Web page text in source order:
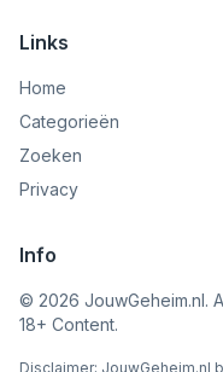
Links
Home
Categorieën
Zoeken
Privacy
Info
© 2026 JouwGeheim.nl.
18+ Content.
Disclaimer;